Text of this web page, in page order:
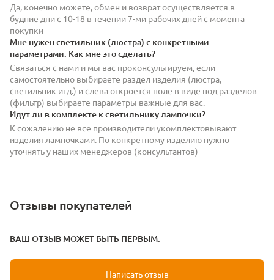
Да, конечно можете, обмен и возврат осуществляется в
будние дни с 10-18 в течении 7-ми рабочих дней с момента
покупки
Мне нужен светильник (люстра) с конкретными
параметрами. Как мне это сделать?
Связаться с нами и мы вас проконсультируем, если
самостоятельно выбираете раздел изделия (люстра,
светильник итд.) и слева откроется поле в виде под разделов
(фильтр) выбираете параметры важные для вас.
Идут ли в комплекте к светильнику лампочки?
К сожалению не все производители укомплектовывают
изделия лампочками. По конкретному изделию нужно
уточнять у наших менеджеров (консультантов)
Отзывы покупателей
ВАШ ОТЗЫВ МОЖЕТ БЫТЬ ПЕРВЫМ.
Написать отзыв